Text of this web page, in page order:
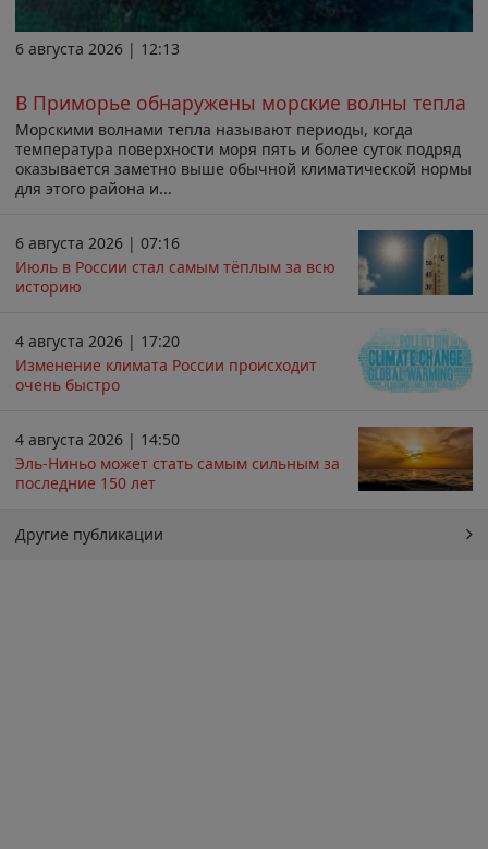
6 августа 2026 | 12:13
В Приморье обнаружены морские волны тепла
Морскими волнами тепла называют периоды, когда
температура поверхности моря пять и более суток подряд
оказывается заметно выше обычной климатической нормы
для этого района и...
6 августа 2026 | 07:16
Июль в России стал самым тёплым за всю
историю
4 августа 2026 | 17:20
Изменение климата России происходит
очень быстро
4 августа 2026 | 14:50
Эль-Ниньо может стать самым сильным за
последние 150 лет
Другие публикации